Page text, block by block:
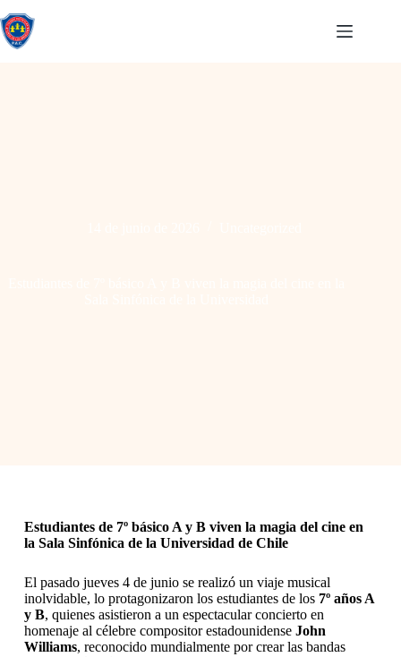
Estudiantes de 7º básico A y B viven la magia del cine en
la Sala Sinfónica de la Universidad de Chile
El pasado jueves 4 de junio se realizó un viaje musical
inolvidable, lo protagonizaron los estudiantes de los 7º años A
y B, quienes asistieron a un espectacular concierto en
homenaje al célebre compositor estadounidense John
Williams, reconocido mundialmente por crear las bandas